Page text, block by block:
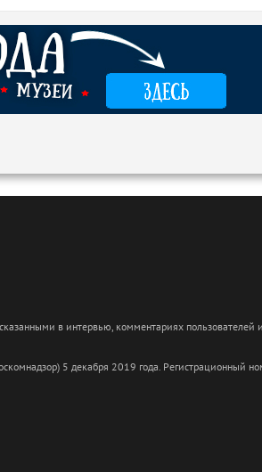
в интервью, комментариях
5 декабря 2019 года.